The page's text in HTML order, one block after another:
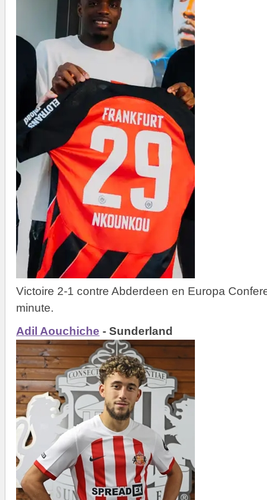
Victoire 2-1 contre Abderdeen en Europa
minute.
Adil Aouchiche - Sunderland